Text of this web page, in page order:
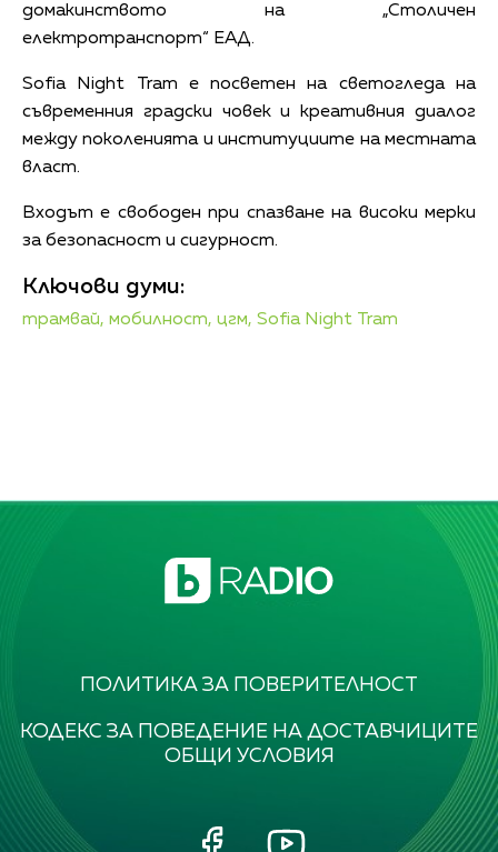
домакинството на „Столичен
електротранспорт“ ЕАД.
Sofia Night Tram е посветен на светогледа на
съвременния градски човек и креативния диалог
между поколенията и институциите на местната
власт.
Входът е свободен при спазване на високи мерки
за безопасност и сигурност.
Ключови думи:
трамвай, мобилност, цгм, Sofia Night Tram
ПОЛИТИКА ЗА ПОВЕРИТЕЛНОСТ
КОДЕКС ЗА ПОВЕДЕНИЕ НА ДОСТАВЧИЦИТЕ
ОБЩИ УСЛОВИЯ